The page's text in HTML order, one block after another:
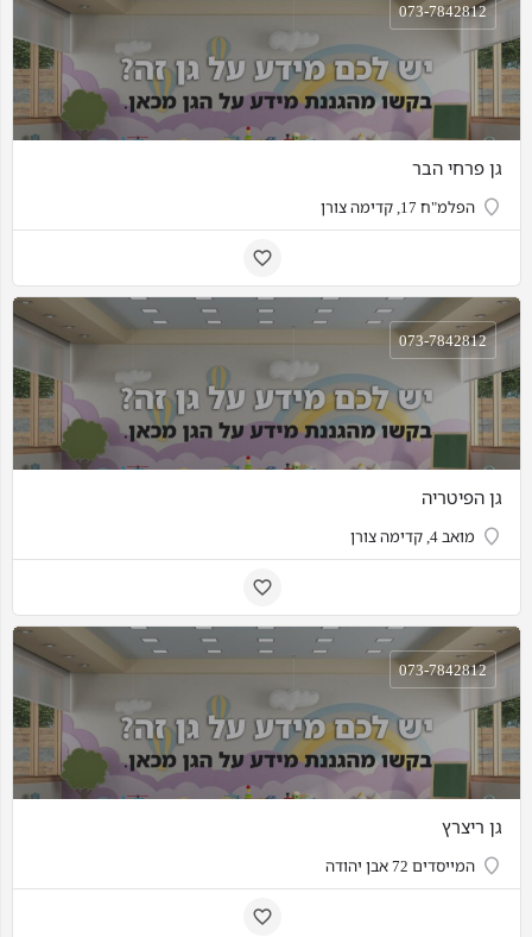
גן פרחי הבר
הפלמ"ח 17, קדימה צורן
073-7842812
גן הפיטריה
מואב 4, קדימה צורן
073-7842812
גן ריצרץ
המייסדים 72 אבן יהודה
073-7842812